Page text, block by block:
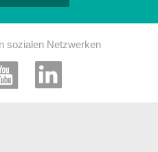
sozialen Netzwerken